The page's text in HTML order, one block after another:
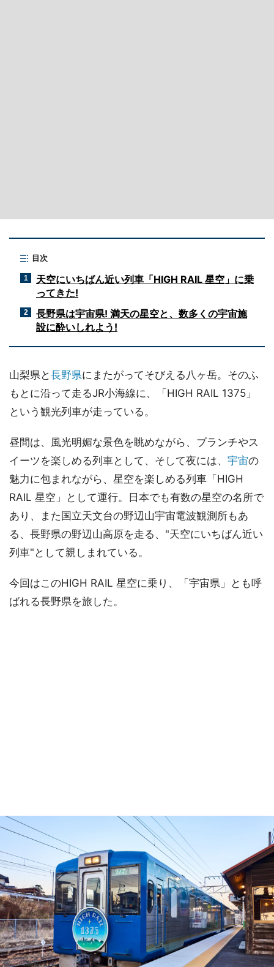
目次
1
天空にいちばん近い列車「HIGH RAIL 星空」に乗
ってきた!
2
長野県は宇宙県! 満天の星空と、数多くの宇宙施
設に酔いしれよう!
山梨県と長野県にまたがってそびえる八ヶ岳。そのふ
もとに沿って走るJR小海線に、「HIGH RAIL 1375」
という観光列車が走っている。
昼間は、風光明媚な景色を眺めながら、ブランチやス
イーツを楽しめる列車として、そして夜には、 宇宙の
魅力に包まれながら、星空を楽しめる列車「HIGH
RAIL 星空」として運行。日本でも有数の星空の名所で
あり、また国立天文台の野辺山宇宙電波観測所もあ
る、長野県の野辺山高原を走る、"天空にいちばん近い
列車"として親しまれている。
今回はこのHIGH RAIL 星空に乗り、「宇宙県」とも呼
ばれる長野県を旅した。